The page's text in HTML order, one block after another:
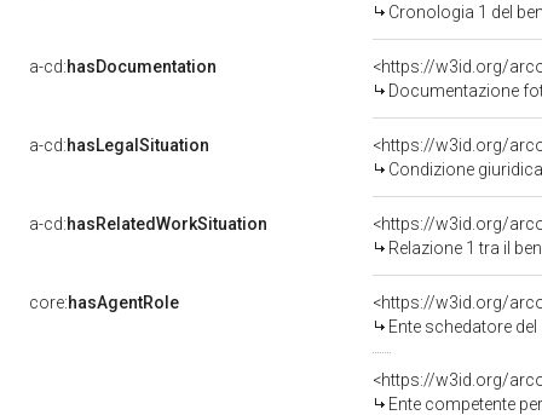
Cronologia 1 del
a-cd:hasDocumentation
Documentazione
a-cd:hasLegalSituation
Condizione
a-cd:hasRelatedWorkSituation
<https://w3id.org/
Relazione 1 tra il
core:hasAgentRole
<https://w3id.org/
Ente schedatore
<https://w3id.org/
Ente competente per